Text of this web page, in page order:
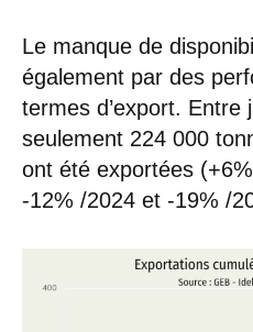
Le manque de
également par des
termes d’export. Entre
seulement 224 000
ont été exportées
-12% /2024 et -19% /